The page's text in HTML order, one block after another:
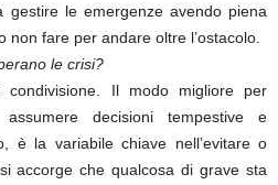
gestire le emergenze avendo piena
fare per andare oltre l’ostacolo.
le crisi?
condivisione. Il modo migliore per
decisioni tempestive e
è la variabile chiave nell’evitare o
accorge che qualcosa di grave sta